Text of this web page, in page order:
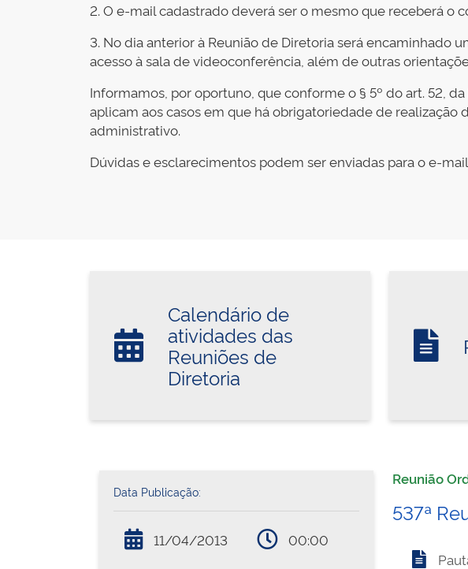
2. O e-mail cadastrado deverá ser o mesmo que receberá o
3. No dia anterior à Reunião de Diretoria será encaminhado
acesso à sala de videoconferência, além de outras
Informamos, por oportuno, que conforme o § 5º do art. 52,
aplicam aos casos em que há obrigatoriedade de
administrativo.
Dúvidas e esclarecimentos podem ser enviadas para o e-mail
Calendário de
atividades das
Reuniões de
Diretoria
Data Publicação:
11/04/2013 00:00
Reunião
537ª